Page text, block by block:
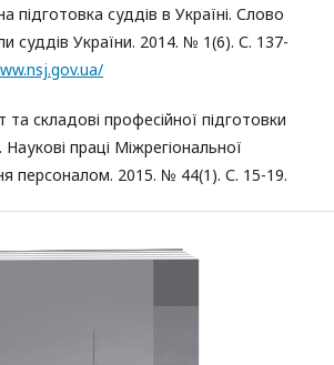
підготовка суддів в Україні. Слово
суддів України. 2014. № 1(6). С. 137-
складові професійної підготовки
праці Міжрегіональної
персоналом. 2015. № 44(1). С. 15-19.